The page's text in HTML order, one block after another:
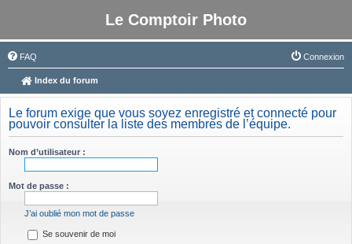
Le Comptoir Photo
FAQ Connexion
Index du forum
Le forum exige que vous soyez enregistré et connecté pour
pouvoir consulter la liste des membres de l’équipe.
Nom d’utilisateur :
Mot de passe :
J’ai oublié mon mot de passe
Se souvenir de moi